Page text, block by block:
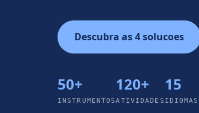
Descubra as 4 solucoes
50+
INSTRUMENTOS
120+
ATIVIDADES
15
IDIOMAS